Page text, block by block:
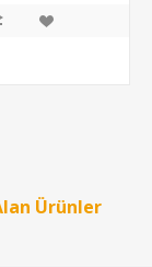
Ürünler